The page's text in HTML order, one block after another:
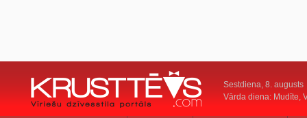
Sestdiena, 8. augusts
Vārda diena: Mudīte,